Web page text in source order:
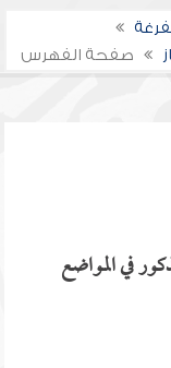
صفحة الفهرس
في المواضع